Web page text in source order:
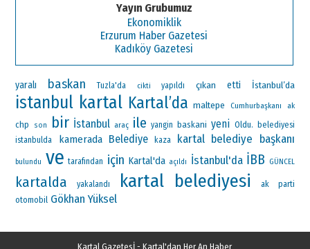
Yayın Grubumuz
Ekonomiklik
Erzurum Haber Gazetesi
Kadıköy Gazetesi
yaralı baskan Tuzla'da cikti yapıldı çıkan etti İstanbul’da
istanbul kartal Kartal’da maltepe Cumhurbaşkanı ak
chp son bir İstanbul araç ile yangin baskani yeni Oldu. belediyesi
istanbulda
kamerada Belediye kaza kartal belediye başkanı
bulundu ve tarafından için Kartal'da açıldı İstanbul'da İBB GÜNCEL
kartalda yakalandı kartal belediyesi
ak parti
otomobil Gökhan Yüksel
Kartal Gazetesİ - Kartal'dan Her An Haber